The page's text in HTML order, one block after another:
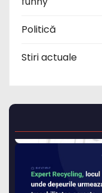
Politică
Stiri actuale